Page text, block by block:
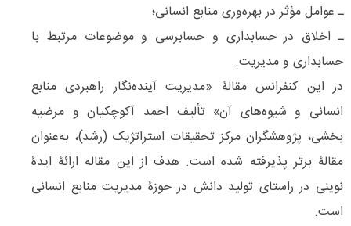
ـ عوامل مؤثر در بهره‌‌وری منابع انسانی؛
ـ اخلاق در حسابداری و حسابرسی و موضوعات مرتبط با
حسابداری و مدیریت.
در این کنفرانس مقالۀ «مدیریت آینده‌‌نگار راهبردی منابع
انسانی و شیوه‌‌های آن» تألیف احمد آکوچکیان و مرضیه
بخشی، پژوهشگران مرکز تحقیقات استراتژیک (رشد)، به‌عنوان
مقالۀ برتر پذیرفته شده است. هدف از این مقاله ارائۀ ایدۀ
نوینی در راستای تولید دانش در حوزۀ مدیریت منابع انسانی
است.